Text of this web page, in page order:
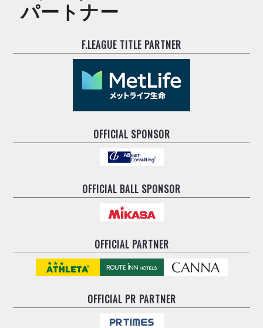
パートナー
F.LEAGUE TITLE PARTNER
OFFICIAL SPONSOR
OFFICIAL BALL SPONSOR
OFFICIAL PARTNER
OFFICIALPR PARTNER